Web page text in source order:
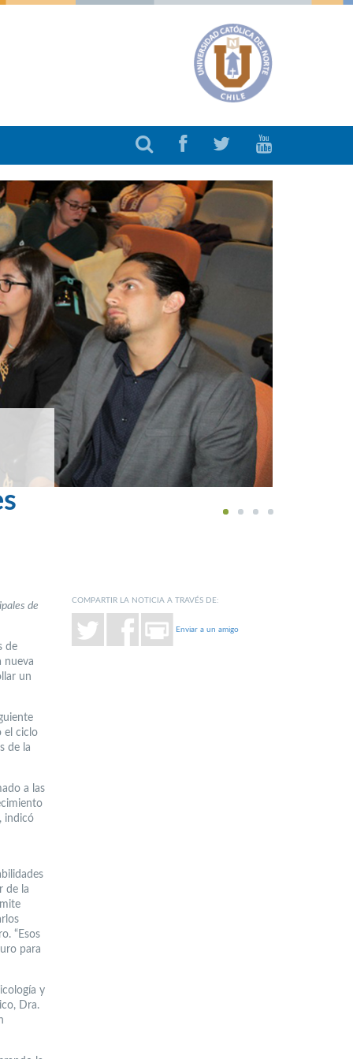
1 2 3 4
de
de
nueva
un
el ciclo
de la
a las
indicó
de la
“Esos
para
y
Dra.
COMPARTIR LA NOTICIA A TRAVÉS DE:
Enviar a un amigo